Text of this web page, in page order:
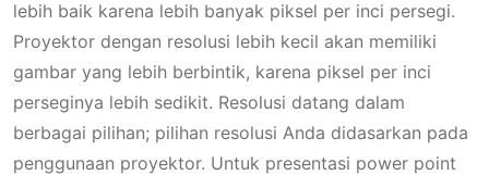
lebih baik karena lebih banyak piksel per inci persegi.
Proyektor dengan resolusi lebih kecil akan memiliki
gambar yang lebih berbintik, karena piksel per inci
perseginya lebih sedikit. Resolusi datang dalam
berbagai pilihan; pilihan resolusi Anda didasarkan pada
penggunaan proyektor. Untuk presentasi power point